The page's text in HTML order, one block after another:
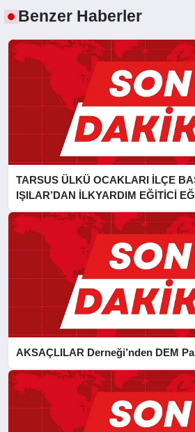
Benzer Haberler
TARSUS ÜLKÜ OCAKLARI İLÇE
IŞILAR’DAN İLKYARDIM EĞİTİCİ
CAN FİDAN’A ZİYARET
AKSAÇLILAR Derneği’nden DEM